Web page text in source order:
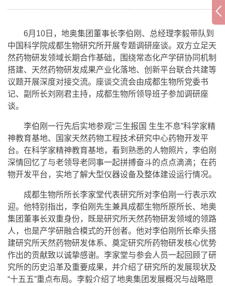
6月10日，地奥集团董事长李伯刚、总经理李毅带队到
中国科学院成都生物研究所开展专题调研座谈。双方立足天
然药物研发领域长期合作基础，围绕常态化产学研协同机制
搭建、天然药物研发成果产业化落地、创新平台联合共建等
议题开展深度对接交流。座谈交流会由成都生物所党委书
记、副所长刘刚君主持，成都生物所领导班子参加调研座
谈。
李伯刚一行先后实地参观“三生报国 生生不息”科学家精
神教育基地、国家天然药物工程技术研究中心药物开发平
台。在科学家精神教育基地，看到熟悉的人物照片，李伯刚
深情回忆了与老领导老同事一起拼搏奋斗的点点滴滴；在药
物开发平台，实地了解大型仪器设备及整体建设运行情况。
成都生物所所长李家堂代表研究所对李伯刚一行表示欢
迎。他特别指出，李伯刚先生兼具成都生物所原所长、地奥
集团董事长双重身份，既是研究所天然药物研发领域的领路
人，也是产学研融合模式的开创者。他对李伯刚所长牵头搭
建研究所天然药物研发体系、奠定研究所药物研发核心优势
作出的贡献致以诚挚感谢。李家堂与参会人员一起回顾了研
究所的历史沿革及重要成果，并介绍了研究所的发展现状及
“十五五”重点布局。李毅介绍了地奥集团发展概况与战略愿